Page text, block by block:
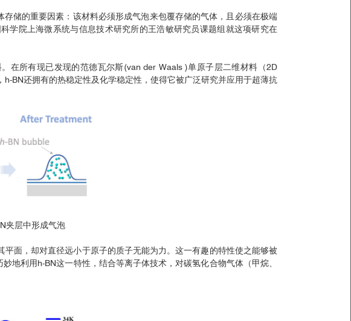
储的重要因素：该材料必须形成气泡来包覆存储的气体，且必须在极端
学院上海微系统与信息技术研究所的王浩敏研究员课题组就这项研究在
在所有现已发现的范德瓦尔斯(van der Waals )单原子层二维材料（2D
BN还拥有的热稳定性及化学稳定性，使得它被广泛研究并应用于超薄抗
夹层中形成气泡
面，却对直径远小于原子的质子无能为力。这一有趣的特性使之能够被
地利用h-BN这一特性，结合等离子体技术，对碳氢化合物气体（甲烷、